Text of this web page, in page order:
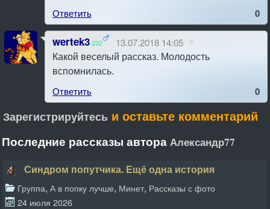
Ответить 0
wertek3232 13.07.2018 14:05 #
Какой веселый рассказ. Молодость
вспомнилась.
Ответить 0
Зарегистрируйтесь и оставьте комментарий
Последние рассказы автора Александр77
Синдром попутчика. Ещё одна история
Группа, А в попку лучше, Минет, Рассказы с фото
24 июля 2026